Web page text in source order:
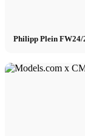
Philipp Plein FW24/